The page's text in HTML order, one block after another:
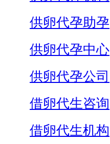
供卵代孕助孕
供卵代孕中心
供卵代孕公司
借卵代生咨询
借卵代生机构